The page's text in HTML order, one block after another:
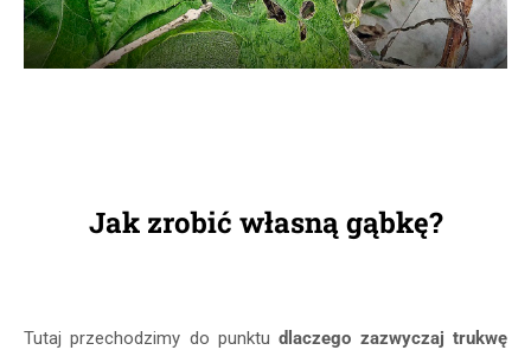
Jak zrobić własną gąbkę?
Tutaj przechodzimy do punktudlaczego zazwyczaj trukwę